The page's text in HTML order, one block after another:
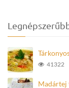
41322
Madártej